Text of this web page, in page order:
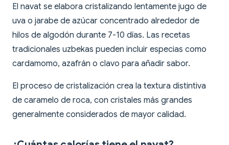
El navat se elabora cristalizando lentamente jugo de
uva o jarabe de azúcar concentrado alrededor de
hilos de algodón durante 7-10 días. Las recetas
tradicionales uzbekas pueden incluir especias como
cardamomo, azafrán o clavo para añadir sabor.
El proceso de cristalización crea la textura distintiva
de caramelo de roca, con cristales más grandes
generalmente considerados de mayor calidad.